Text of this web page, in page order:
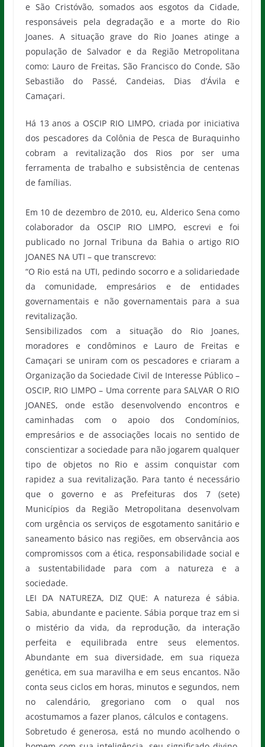
e São Cristóvão, somados aos esgotos da Cidade,
responsáveis pela degradação e a morte do Rio
Joanes. A situação grave do Rio Joanes atinge a
população de Salvador e da Região Metropolitana
como: Lauro de Freitas, São Francisco do Conde, São
Sebastião do Passé, Candeias, Dias d’Ávila e
Camaçari.
Há 13 anos a OSCIP RIO LIMPO, criada por iniciativa
dos pescadores da Colônia de Pesca de Buraquinho
cobram a revitalização dos Rios por ser uma
ferramenta de trabalho e subsistência de centenas
de famílias.
Em 10 de dezembro de 2010, eu, Alderico Sena como
colaborador da OSCIP RIO LIMPO, escrevi e foi
publicado no Jornal Tribuna da Bahia o artigo RIO
JOANES NA UTI – que transcrevo:
“O Rio está na UTI, pedindo socorro e a solidariedade
da comunidade, empresários e de entidades
governamentais e não governamentais para a sua
revitalização.
Sensibilizados com a situação do Rio Joanes,
moradores e condôminos e Lauro de Freitas e
Camaçari se uniram com os pescadores e criaram a
Organização da Sociedade Civil de Interesse Público –
OSCIP, RIO LIMPO – Uma corrente para SALVAR O RIO
JOANES, onde estão desenvolvendo encontros e
caminhadas com o apoio dos Condomínios,
empresários e de associações locais no sentido de
conscientizar a sociedade para não jogarem qualquer
tipo de objetos no Rio e assim conquistar com
rapidez a sua revitalização. Para tanto é necessário
que o governo e as Prefeituras dos 7 (sete)
Municípios da Região Metropolitana desenvolvam
com urgência os serviços de esgotamento sanitário e
saneamento básico nas regiões, em observância aos
compromissos com a ética, responsabilidade social e
a sustentabilidade para com a natureza e a
sociedade.
LEI DA NATUREZA, DIZ QUE: A natureza é sábia.
Sabia, abundante e paciente. Sábia porque traz em si
o mistério da vida, da reprodução, da interação
perfeita e equilibrada entre seus elementos.
Abundante em sua diversidade, em sua riqueza
genética, em sua maravilha e em seus encantos. Não
conta seus ciclos em horas, minutos e segundos, nem
no calendário, gregoriano com o qual nos
acostumamos a fazer planos, cálculos e contagens.
Sobretudo é generosa, está no mundo acolhendo o